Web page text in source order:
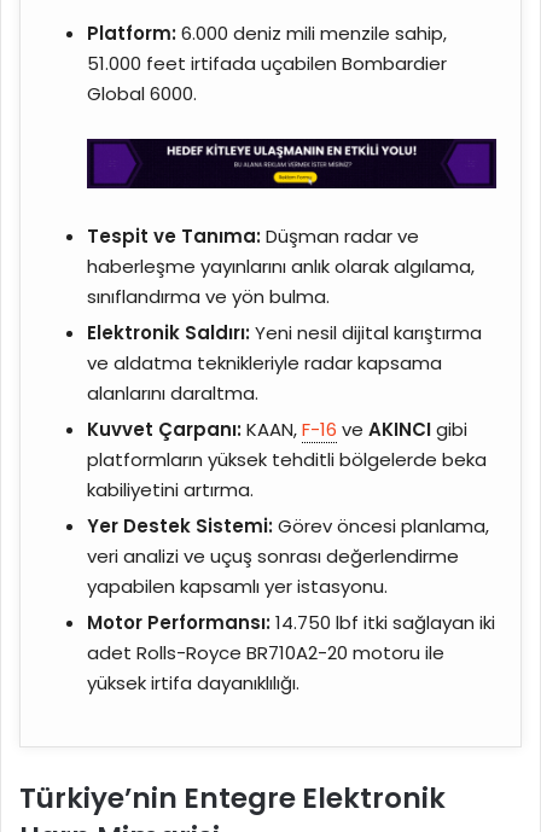
Platform:6.000 deniz mili menzile sahip,
51.000 feet irtifada uçabilen Bombardier
Global 6000.
Tespit ve Tanıma:Düşman radar ve
haberleşme yayınlarını anlık olarak algılama,
sınıflandırma ve yön bulma.
Elektronik Saldırı:Yeni nesil dijital karıştırma
ve aldatma teknikleriyle radar kapsama
alanlarını daraltma.
Kuvvet Çarpanı:KAAN,F-16 ve AKINCIgibi
platformların yüksek tehditli bölgelerde beka
kabiliyetini artırma.
Yer Destek Sistemi:Görev öncesi planlama,
veri analizi ve uçuş sonrası değerlendirme
yapabilen kapsamlı yer istasyonu.
Motor Performansı:14.750 lbf itki sağlayan iki
adet Rolls-Royce BR710A2-20 motoru ile
yüksek irtifa dayanıklılığı.
Türkiye’nin Entegre Elektronik